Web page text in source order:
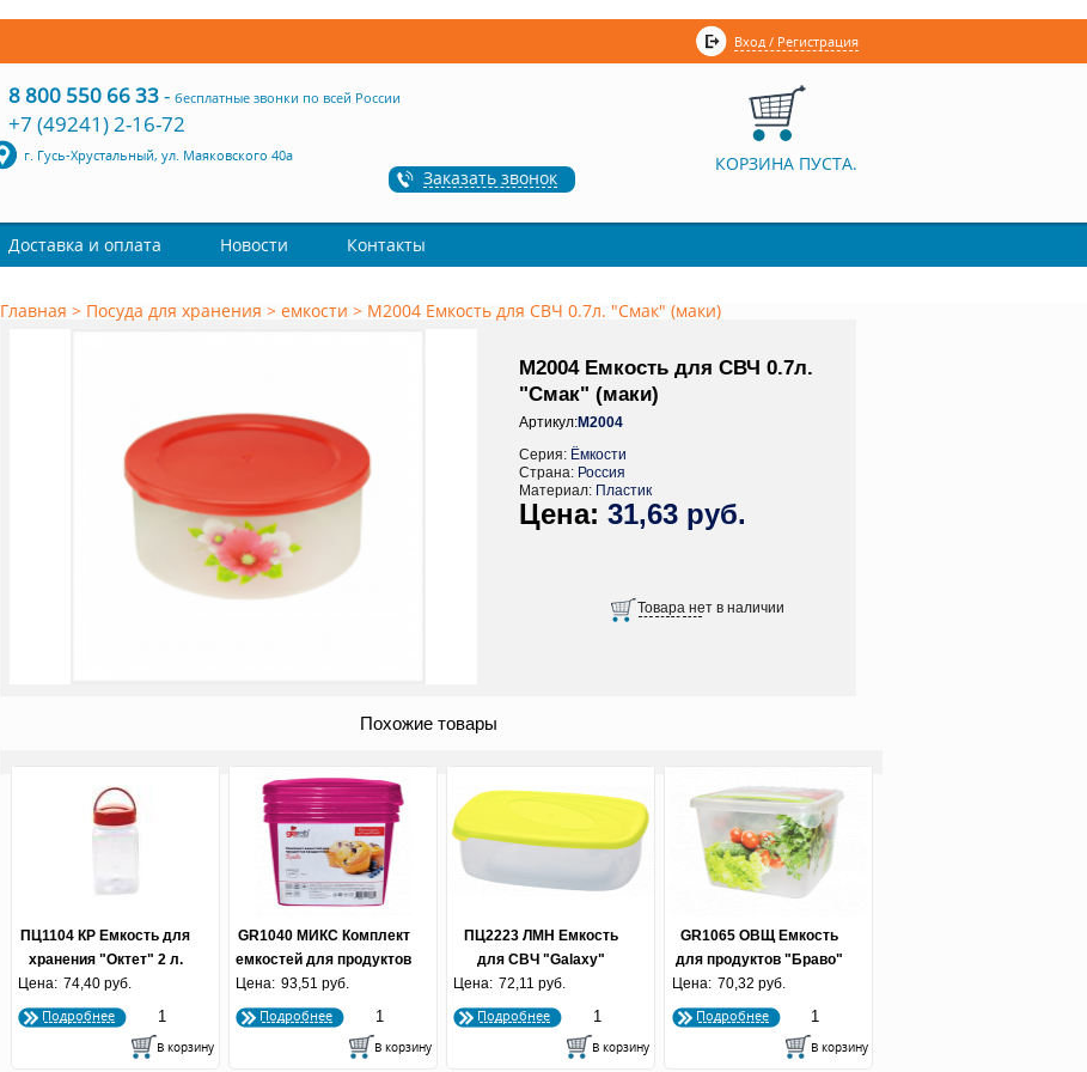
Вход / Регистрация
8 800 550 66 33- бесплатные звонки по всей России
+7 (49241) 2-16-72
г. Гусь-Хрустальный, ул. Маяковского 40а
Заказать звонок
КОРЗИНА ПУСТА.
Доставка и оплата Новости Контакты
Главная > Посуда для хранения > емкости > М2004 Емкость для СВЧ 0.7л. "Смак" (маки)
М2004 Емкость для СВЧ 0.7л.
"Смак" (маки)
Артикул:М2004
Серия: Ёмкости
Страна: Россия
Материал: Пластик
31,63 руб.
Похожие товары
ПЦ1104 КР Емкость для
хранения "Октет" 2 л.
ПЭТ красная
Цена: 74,40 руб.
Подробнее
GR1040 МИКС Комплект
емкостей для продуктов
Браво квадратных 0.75
л. (3 шт.) микс
Цена: 93,51 руб.
Подробнее
ПЦ2223 ЛМН Емкость
для СВЧ "Galaxy"
прямоугольная 1.2 л.
лимон
Цена: 72,11 руб.
Подробнее
GR1065 ОВЩ Емкость
для продуктов "Браво"
Овощи квадратная 0.75
л. (по 50 шт.)
Цена: 70,32 руб.
Подробнее